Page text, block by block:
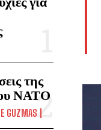
της
ΝΑΤΟ
GUZMAS